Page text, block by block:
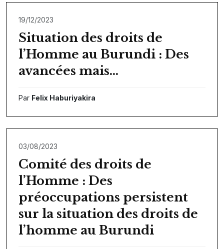
19/12/2023
Situation des droits de
l’Homme au Burundi : Des
avancées mais…
Par Felix Haburiyakira
03/08/2023
Comité des droits de
l’Homme : Des
préoccupations persistent
sur la situation des droits de
l’homme au Burundi